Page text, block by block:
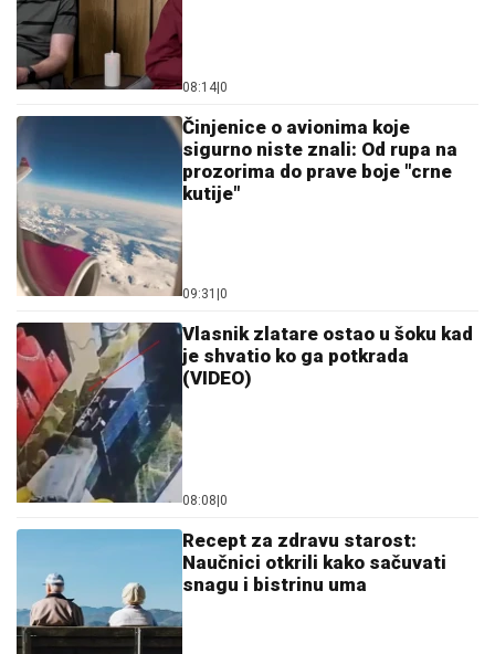
09:31|0
Vlasnik zlatare ostao u šoku kad
je shvatio ko ga potkrada
(VIDEO)
08:08|0
Recept za zdravu starost:
Naučnici otkrili kako sačuvati
08:00|0
Zašto je Tina Ivanović ostavila
četvorogodišnjeg sina: Mještani